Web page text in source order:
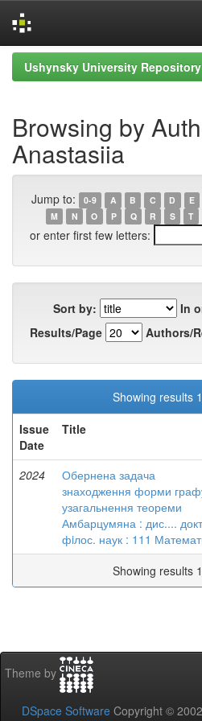
Skip
navigation
Ushynsky University Repository
Browsing by
Anastasiia
Jump to: 0-9 A B C D E
M
N O P Q R S T
or enter first few letters:
Sort by:
In
Results/Page
Authors/
Showing results
Issue
Date
Title
2024
Обернена задача
знаходження форми
узагальнення теореми
Амбарцумяна : дис....
фiлос. наук : 111
Showing results
Theme by
DSpace Software Copyright ©